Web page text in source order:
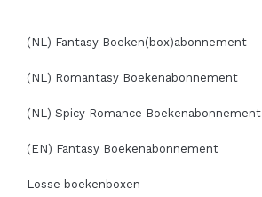
(NL) Fantasy Boeken(box)abonnement
(NL) Romantasy Boekenabonnement
(NL) Spicy Romance Boekenabonnement
(EN) Fantasy Boekenabonnement
Losse boekenboxen